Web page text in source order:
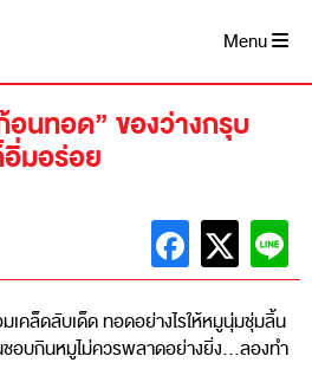
Menu
นทอด” ของว่างกรุบ
มอร่อย
คล็ดลับเด็ด ทอดอย่างไรให้หมูนุ่มชุ่มลิ้น
อบกินหมูไม่ควรพลาดอย่างยิ่ง…ลองทำ